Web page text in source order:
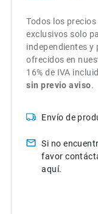
Todos los
exclusivos solo
independientes y
ofrecidos en
16% de IVA
sin previo aviso.
Envío de
Si no
favor
aquí.